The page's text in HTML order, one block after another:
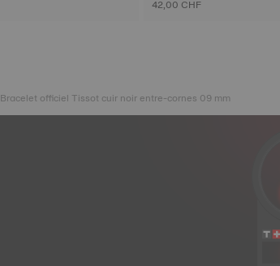
42,00 CHF
Bracelet officiel Tissot cuir noir entre-cornes 09 mm